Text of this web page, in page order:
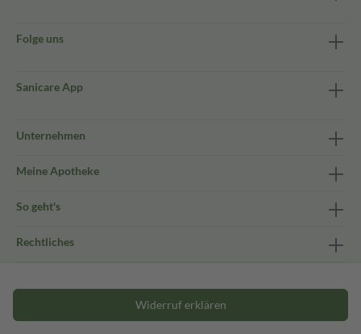
Folge uns
Sanicare App
Unternehmen
Meine Apotheke
So geht's
Rechtliches
Widerruf erklären